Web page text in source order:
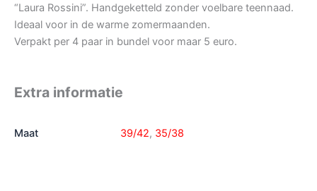
“Laura Rossini”. Handgeketteld zonder voelbare teennaad.
Ideaal voor in de warme zomermaanden.
Verpakt per 4 paar in bundel voor maar 5 euro.
Extra informatie
Maat 39/42, 35/38